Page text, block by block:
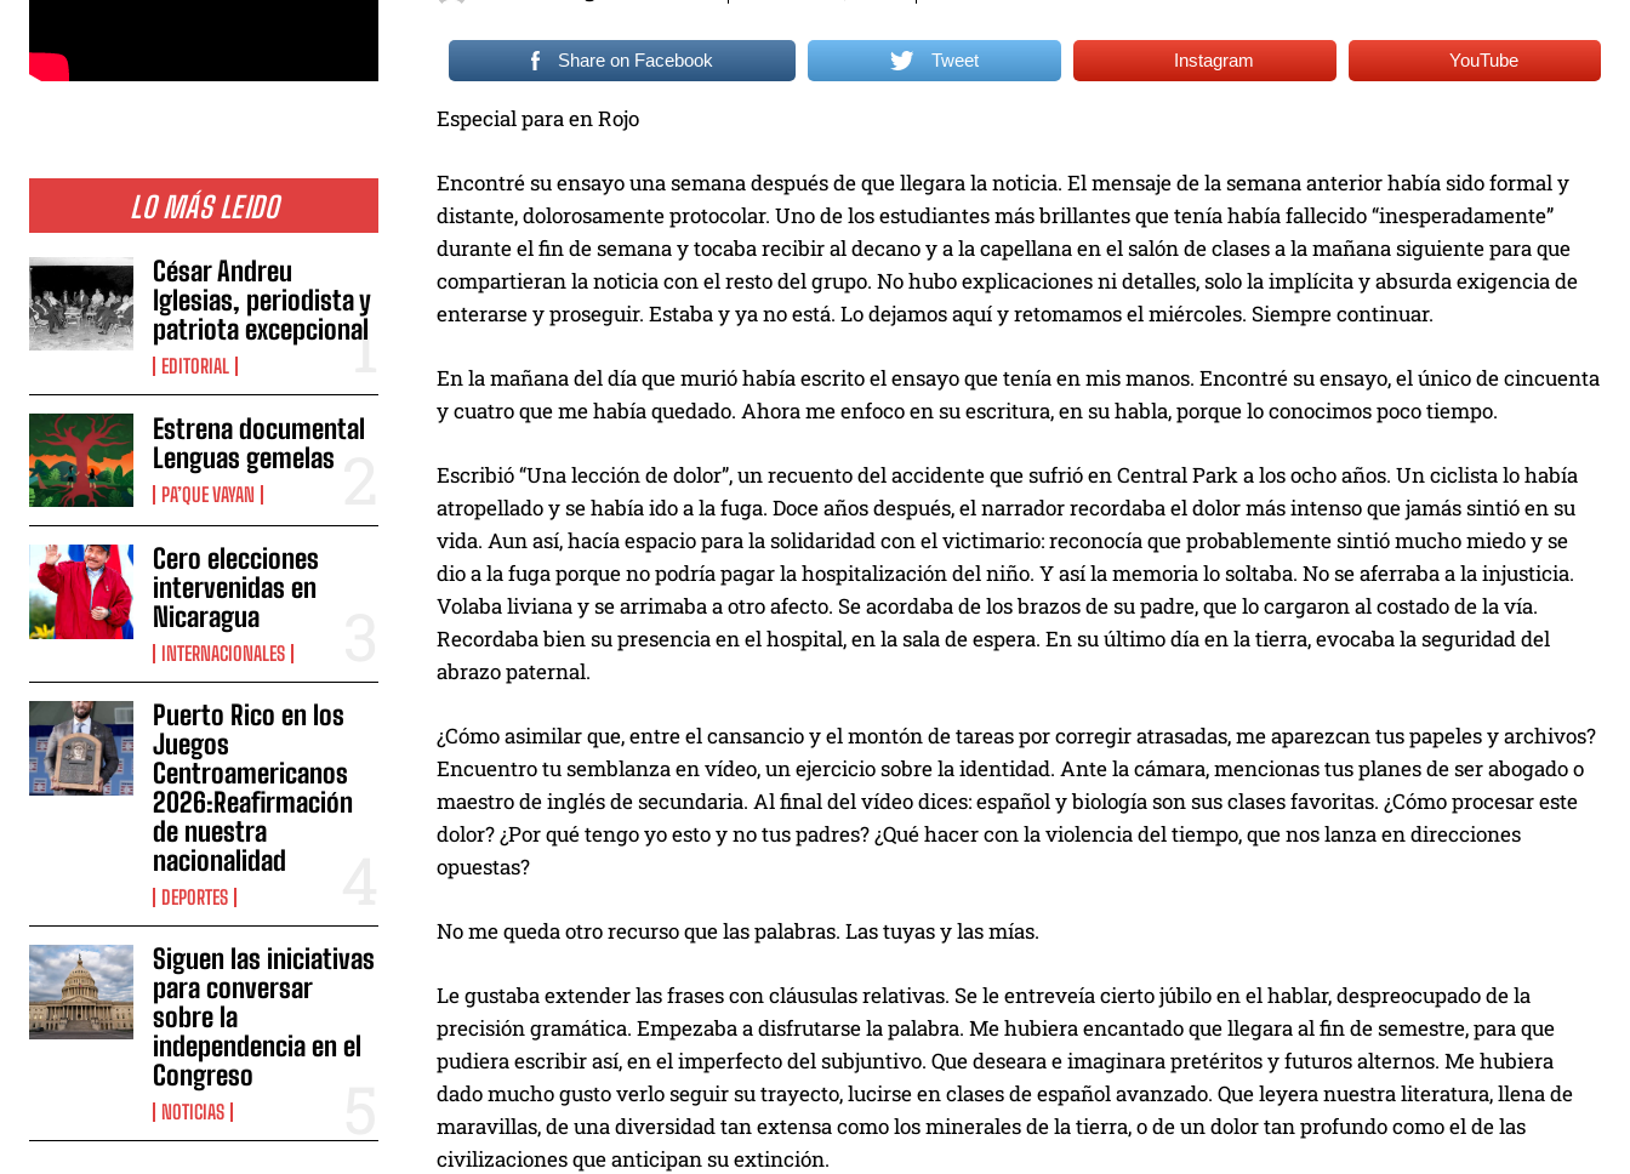
LO MÁS LEIDO
César Andreu
Iglesias, periodista y
patriota excepcional
EDITORIAL
Estrena documental
Lenguas gemelas
PA’QUE VAYAN
Cero elecciones
intervenidas en
Nicaragua
INTERNACIONALES
Puerto Rico en los
Juegos
Centroamericanos
2026:Reafirmación
de nuestra
nacionalidad
DEPORTES
Siguen las iniciativas
para conversar
sobre la
independencia en el
Congreso
NOTICIAS
Share on Facebook Tweet Instagram YouTube
Especial para en Rojo
Encontré su ensayo una semana después de que llegara la noticia. El mensaje de la semana anterior había sido formal y
distante, dolorosamente protocolar. Uno de los estudiantes más brillantes que tenía había fallecido “inesperadamente”
durante el fin de semana y tocaba recibir al decano y a la capellana en el salón de clases a la mañana siguiente para que
compartieran la noticia con el resto del grupo. No hubo explicaciones ni detalles, solo la implícita y absurda exigencia de
enterarse y proseguir. Estaba y ya no está. Lo dejamos aquí y retomamos el miércoles. Siempre continuar.
En la mañana del día que murió había escrito el ensayo que tenía en mis manos. Encontré su ensayo, el único de cincuenta
y cuatro que me había quedado. Ahora me enfoco en su escritura, en su habla, porque lo conocimos poco tiempo.
Escribió “Una lección de dolor”, un recuento del accidente que sufrió en Central Park a los ocho años. Un ciclista lo había
atropellado y se había ido a la fuga. Doce años después, el narrador recordaba el dolor más intenso que jamás sintió en su
vida. Aun así, hacía espacio para la solidaridad con el victimario: reconocía que probablemente sintió mucho miedo y se
dio a la fuga porque no podría pagar la hospitalización del niño. Y así la memoria lo soltaba. No se aferraba a la injusticia.
Volaba liviana y se arrimaba a otro afecto. Se acordaba de los brazos de su padre, que lo cargaron al costado de la vía.
Recordaba bien su presencia en el hospital, en la sala de espera. En su último día en la tierra, evocaba la seguridad del
abrazo paternal.
¿Cómo asimilar que, entre el cansancio y el montón de tareas por corregir atrasadas, me aparezcan tus papeles y archivos?
Encuentro tu semblanza en vídeo, un ejercicio sobre la identidad. Ante la cámara, mencionas tus planes de ser abogado o
maestro de inglés de secundaria. Al final del vídeo dices: español y biología son sus clases favoritas. ¿Cómo procesar este
dolor? ¿Por qué tengo yo esto y no tus padres? ¿Qué hacer con la violencia del tiempo, que nos lanza en direcciones
opuestas?
No me queda otro recurso que las palabras. Las tuyas y las mías.
Le gustaba extender las frases con cláusulas relativas. Se le entreveía cierto júbilo en el hablar, despreocupado de la
precisión gramática. Empezaba a disfrutarse la palabra. Me hubiera encantado que llegara al fin de semestre, para que
pudiera escribir así, en el imperfecto del subjuntivo. Que deseara e imaginara pretéritos y futuros alternos. Me hubiera
dado mucho gusto verlo seguir su trayecto, lucirse en clases de español avanzado. Que leyera nuestra literatura, llena de
maravillas, de una diversidad tan extensa como los minerales de la tierra, o de un dolor tan profundo como el de las
civilizaciones que anticipan su extinción.